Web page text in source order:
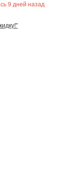
9 дней назад